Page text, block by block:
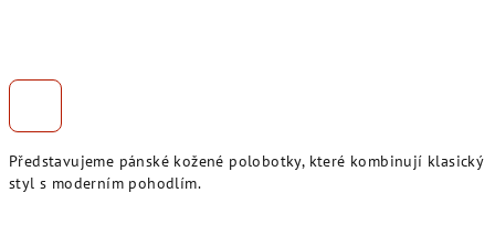
Představujeme pánské kožené polobotky, které kombinují klasický
styl s moderním pohodlím.